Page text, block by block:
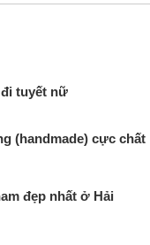
tuyết nữ
(handmade) cực chất
đẹp nhất ở Hải